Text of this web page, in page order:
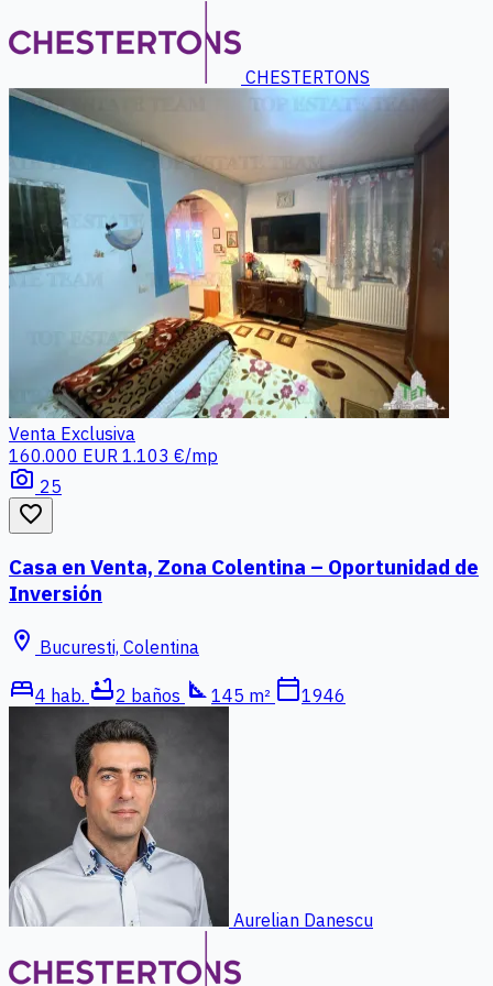
CHESTERTONS
Venta Exclusiva
160.000 EUR 1.103 €/mp
photo_camera 25
favorite_border
Casa en Venta, Zona Colentina – Oportunidad de
Inversión
location_on Bucuresti, Colentina
bed4 hab. bathtub2 baños square_foot 145 m² calendar_today1946
Aurelian Danescu